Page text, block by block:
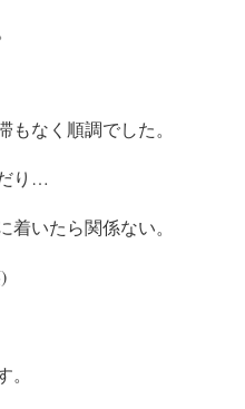
なく順調でした。
り…
いたら関係ない。